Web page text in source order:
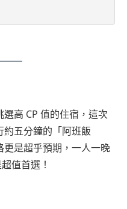
高 CP 值的住宿，這次
五分鐘的「阿班飯
是超乎預期，一人一晚
值首選！